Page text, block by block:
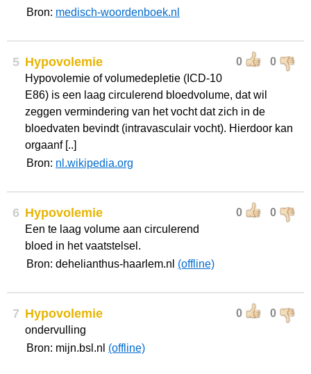
Bron: medisch-woordenboek.nl
5 0 0
Hypovolemie
Hypovolemie of volumedepletie (ICD-10
E86) is een laag circulerend bloedvolume, dat wil
zeggen vermindering van het vocht dat zich in de
bloedvaten bevindt (intravasculair vocht). Hierdoor kan
orgaanf [..]
Bron: nl.wikipedia.org
6 0 0
Hypovolemie
Een te laag volume aan circulerend
bloed in het vaatstelsel.
Bron: dehelianthus-haarlem.nl (offline)
7 0 0
Hypovolemie
ondervulling
Bron: mijn.bsl.nl (offline)